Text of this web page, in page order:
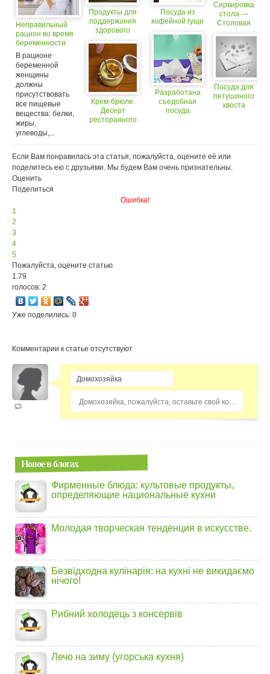
Неправильный
рацион во время
беременности
повышает риск
низкого веса у
ребенка
В рационе
беременной
женщины
должны
присутствовать
все пищевые
вещества: белки,
жиры,
углеводы,...
Продукты для
поддержания
здорового
холестерина
Крем-брюле.
Десерт
ресторанного
Посуда из
кофейной гущи
Разработана
съедобная
посуда
Сервировка
стола —
Столовая
Посуда для
петушиного
хвоста
Если Вам понравилась эта статья, пожалуйста, оцените её или
поделитесь ею с друзьями. Мы будем Вам очень признательны.
Оценить
Поделиться
Ошибка!
1
2
3
4
5
Пожалуйста, оцените статью
1.79
голосов: 2
Уже поделились: 0
Комментарии к статье отсутствуют
Домохозяйка, пожалуйста, оставьте свой комментарий...
Новое в блогах
Фирменные блюда: культовые продукты,
определяющие национальные кухни
Молодая творческая тенденция в искусстве.
Безвідходна кулінарія: на кухні не викидаємо
нічого!
Рибний холодець з консервів
Лечо на зиму (угорська кухня)